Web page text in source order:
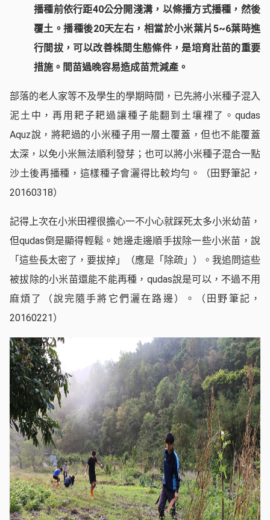
播種前依行距40公分開淺溝，以條播方式播種，然後
覆土。播種後20天左右，相當於小米葉片5~6葉時進
行間拔，可以改善株間生態條件，是培育壯苗的重要
措施。間苗過晚容易造成苗荒減產。
部落的老人家等不及學生的學期時間，已先將小米種子混入
泥土中，再用耙子耙過讓種子能翻到土壤裡了。qudas
Aquz說，將耙過的小米種子用一層土覆蓋，但也不能覆蓋
太深，以免小米無法順利發芽；也可以將小米種子混合一點
沙土後再播種，這樣種子會灑得比較均勻。（田野筆記，
20160318）
記得上次在小米田裡很擔心一不小心就踩死太多小米幼苗，
但qudas倒是顯得輕鬆。她邊走邊順手拔除一些小米苗，說
「這些長太密了，要拔掉」（應是「除疏」）。我追問這些
被拔除的小米苗還能不能再種，qudas說是可以，不過不用
麻煩了（說完隨手將它們灑在路邊）。（田野筆記，
20160221）